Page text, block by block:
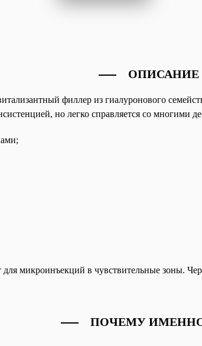
ОПИСАНИЕ
филлер из гиалуронового
но легко справляется со многими
для микроинъекций в чувствительные зоны.
ПОЧЕМУ